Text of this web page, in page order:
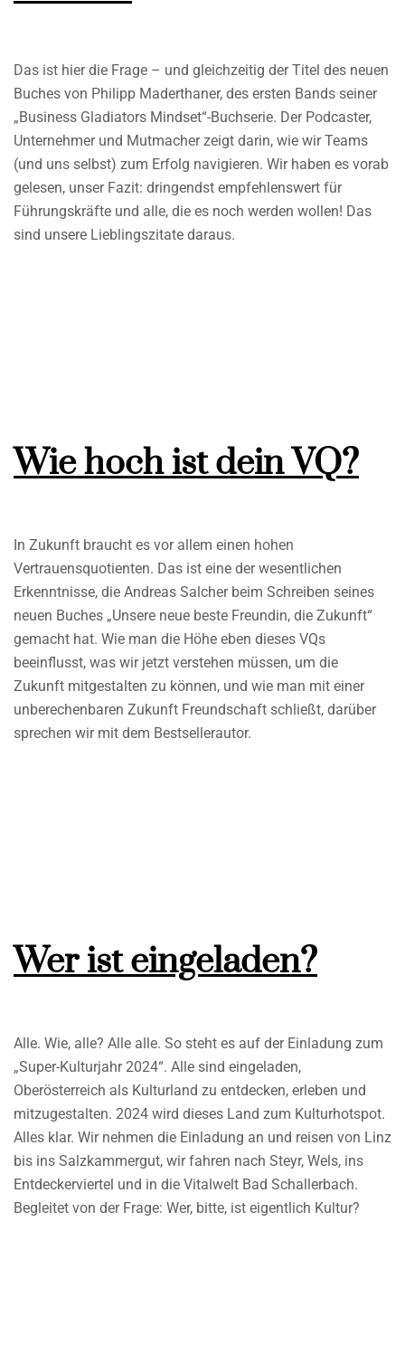
Das ist hier die Frage – und gleichzeitig der Titel des neuen
Buches von Philipp Maderthaner, des ersten Bands seiner
„Business Gladiators Mindset“-Buchserie. Der Podcaster,
Unternehmer und Mutmacher zeigt darin, wie wir Teams
(und uns selbst) zum Erfolg navigieren. Wir haben es vorab
gelesen, unser Fazit: dringendst empfehlenswert für
Führungskräfte und alle, die es noch werden wollen! Das
sind unsere Lieblingszitate daraus.
Wie hoch ist dein VQ?
In Zukunft braucht es vor allem einen hohen
Vertrauensquotienten. Das ist eine der wesentlichen
Erkenntnisse, die Andreas Salcher beim Schreiben seines
neuen Buches „Unsere neue beste Freundin, die Zukunft“
gemacht hat. Wie man die Höhe eben dieses VQs
beeinflusst, was wir jetzt verstehen müssen, um die
Zukunft mitgestalten zu können, und wie man mit einer
unberechenbaren Zukunft Freundschaft schließt, darüber
sprechen wir mit dem Bestsellerautor.
Wer ist eingeladen?
Alle. Wie, alle? Alle alle. So steht es auf der Einladung zum
„Super-Kulturjahr 2024“. Alle sind eingeladen,
Oberösterreich als Kulturland zu entdecken, erleben und
mitzugestalten. 2024 wird dieses Land zum Kulturhotspot.
Alles klar. Wir nehmen die Einladung an und reisen von Linz
bis ins Salzkammergut, wir fahren nach Steyr, Wels, ins
Entdeckerviertel und in die Vitalwelt Bad Schallerbach.
Begleitet von der Frage: Wer, bitte, ist eigentlich Kultur?